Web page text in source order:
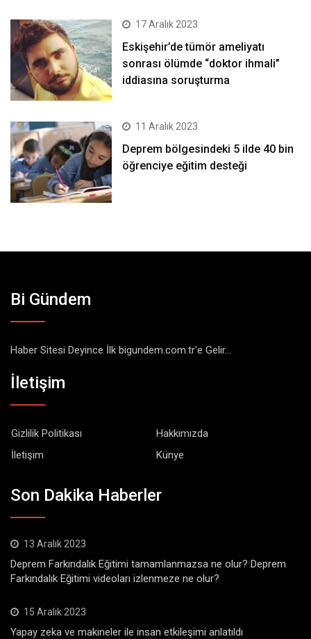
17 Aralık 2023
Eskişehir’de tümör ameliyatı
sonrası ölümde “doktor ihmali”
iddiasına soruşturma
11 Aralık 2023
Deprem bölgesindeki 5 ilde 40 bin
öğrenciye eğitim desteği
Bi Gündem
Haber Sitesi Deyince İlk bigundem.com.tr'e Gelir...
İletişim
Gizlilik Politikası
Hakkımızda
İletişim
Künye
Son Dakika Haberler
13 Aralık 2023
Deprem Farkındalık Eğitimi tamamlanmazsa ne olur? Deprem
Farkındalık Eğitimi videoları izlenmeze ne olur?
15 Aralık 2023
Yapay zeka ve makineler ile insan etkileşimi anlatıldı